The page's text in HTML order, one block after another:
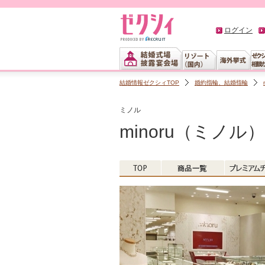
ログイン
結婚情報ゼクシィTOP 婚約指輪、結婚指輪
ミノル
minoru（ミノル）